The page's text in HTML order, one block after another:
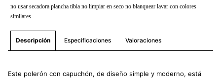
no usar secadora plancha tibia no limpiar en seco no blanquear lavar con colores
similares
Descripción Especificaciones Valoraciones
Este polerón con capuchón, de diseño simple y moderno, está